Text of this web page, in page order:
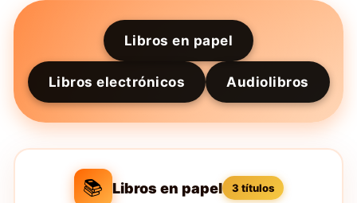
Libros en papel
Libros electrónicos Audiolibros
📚 Libros en papel 3 títulos